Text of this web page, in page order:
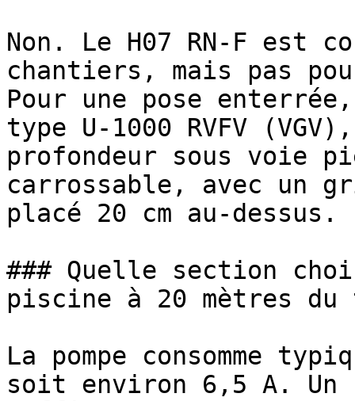
Non. Le H07 RN-F est
chantiers, mais pas
Pour une pose
type U-1000 RVFV
profondeur sous voie
carrossable, avec un
placé 20 cm au-dessus.
### Quelle section
piscine à 20 mètres du
La pompe consomme
soit environ 6,5 A. Un